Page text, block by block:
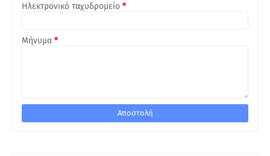
Ηλεκτρονικό ταχυδρομείο *
Μήνυμα *